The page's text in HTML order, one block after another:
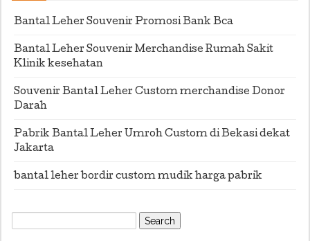
Bantal Leher Souvenir Promosi Bank Bca
Bantal Leher Souvenir Merchandise Rumah Sakit
Klinik kesehatan
Souvenir Bantal Leher Custom merchandise Donor
Darah
Pabrik Bantal Leher Umroh Custom di Bekasi dekat
Jakarta
bantal leher bordir custom mudik harga pabrik
Search
for: